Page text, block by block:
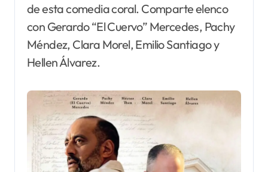
de esta comedia coral. Comparte elenco
con Gerardo “El Cuervo” Mercedes, Pachy
Méndez, Clara Morel, Emilio Santiago y
Hellen Álvarez.